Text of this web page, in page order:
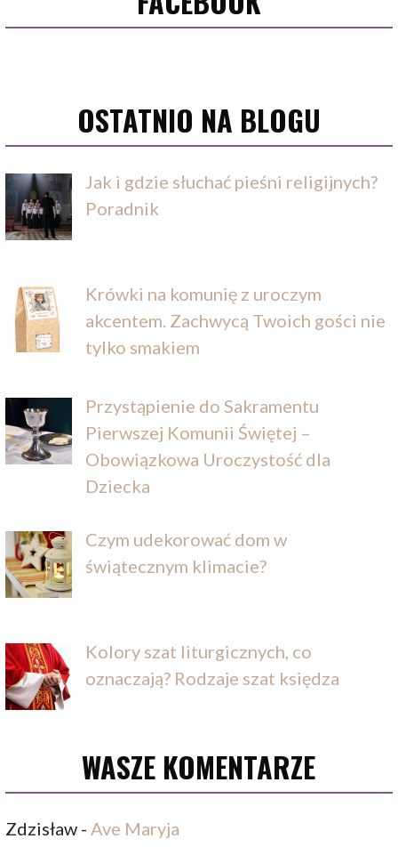
OSTATNIO NA BLOGU
Jak i gdzie słuchać pieśni religijnych?
Poradnik
Krówki na komunię z uroczym
akcentem. Zachwycą Twoich gości nie
tylko smakiem
Przystąpienie do Sakramentu
Pierwszej Komunii Świętej –
Obowiązkowa Uroczystość dla
Dziecka
Czym udekorować dom w
świątecznym klimacie?
Kolory szat liturgicznych, co
oznaczają? Rodzaje szat księdza
WASZE KOMENTARZE
Zdzisław -Ave Maryja